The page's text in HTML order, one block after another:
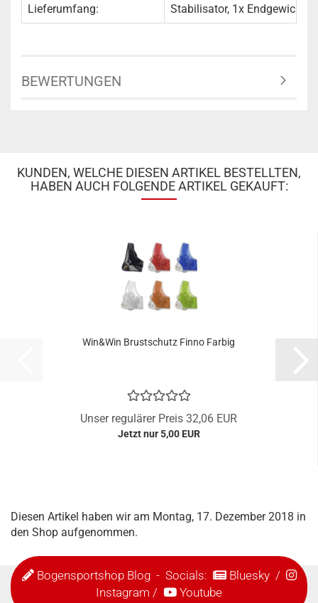
Lieferumfang: Stabilisator, 1x Endgewicht
BEWERTUNGEN
KUNDEN, WELCHE DIESEN ARTIKEL BESTELLTEN,
HABEN AUCH FOLGENDE ARTIKEL GEKAUFT:
Win&Win Brustschutz Finno Farbig
Unser regulärer Preis 32,06 EUR
Jetzt nur 5,00 EUR
Diesen Artikel haben wir am Montag, 17. Dezember 2018 in
den Shop aufgenommen.
Bogensportshop Blog- Socials: Bluesky/
Instagram / Youtube